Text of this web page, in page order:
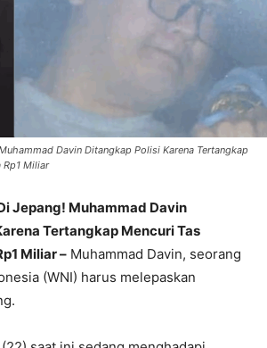
Davin Ditangkap Polisi Karena Tertangkap
Rp1 Miliar
Jepang! Muhammad Davin
Tertangkap Mencuri Tas
Miliar – Muhammad Davin, seorang
(WNI) harus melepaskan